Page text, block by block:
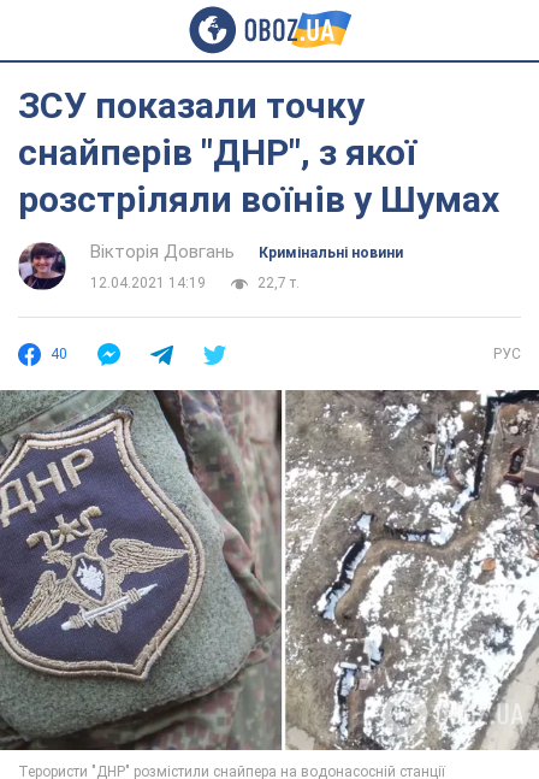
ЗСУ показали точку
снайперів "ДНР", з якої
розстріляли воїнів у Шумах
Вікторія Довгань
Кримінальні новини
12.04.2021 14:19
22,7 т.
40 РУС